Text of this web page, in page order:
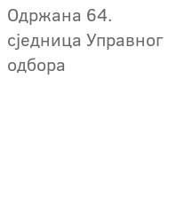
Одржана 64.
сједница Управног
одбора